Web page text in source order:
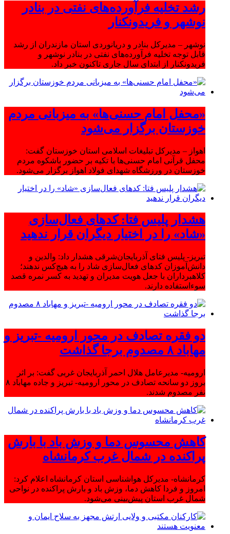
رشد تخلیه فرآورده‌های نفتی در بنادر
نوشهر و فریدونکنار
نوشهر – مدیرکل بنادر و دریانوردی استان مازندران از رشد
قابل توجه تخلیه فرآورده‌های نفتی در بنادر نوشهر و
فریدونکنار از ابتدای سال جاری تاکنون خبر داد.
«محفل امام حسنی‌ها» به میزبانی مردم
خوزستان برگزار می‌شود
اهواز – مدیرکل تبلیغات اسلامی استان خوزستان گفت:
محفل قرآنی امام حسنی‌ها با تکیه بر حضور باشکوه مردم
خوزستان در ورزشگاه شهدای فولاد اهواز برگزار می‌شود.
هشدار پلیس فتا: کدهای فعال‌سازی
«شاد» را در اختیار دیگران قرار ندهید
تبریز- پلیس فتای آذربایجان‌شرقی هشدار داد: والدین و
دانش‌آموزان کدهای فعال‌سازی شاد را به هیچ‌کس ندهند؛
کلاهبرداران با جعل هویت مدیران و تهدید به کسر نمره قصد
سوءاستفاده دارند.
دو فقره تصادف در محور ارومیه -تبریز و
مهاباد ۸ مصدوم برجا گذاشت
ارومیه- مدیرعامل هلال احمر آذربایجان غربی گفت: بر اثر
بروز دو سانحه تصادف در محور ارومیه- تبریز و جاده مهاباد ۸
نفر مصدوم شدند.
کاهش محسوس دما و وزش باد با بارش
پراکنده در شمال غرب کرمانشاه
کرمانشاه- مدیرکل هواشناسی استان کرمانشاه اعلام کرد:
امروز و فردا کاهش دما، وزش باد و بارش پراکنده در نواحی
شمال غرب استان پیش‌بینی می‌شود.